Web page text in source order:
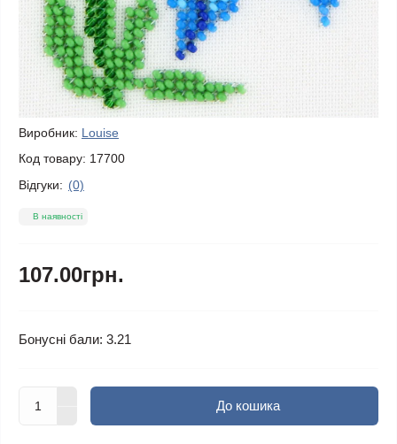
Виробник: Louise
Код товару: 17700
Відгуки: (0)
В наявності
107.00грн.
Бонусні бали: 3.21
До кошика